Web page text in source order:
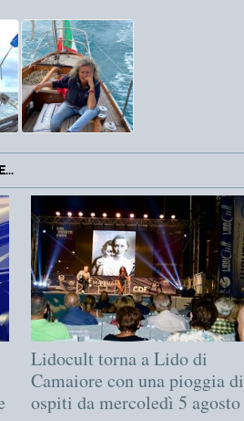
Lidocult torna a Lido di
Camaiore con una pioggia di
ospiti da mercoledì 5 agosto